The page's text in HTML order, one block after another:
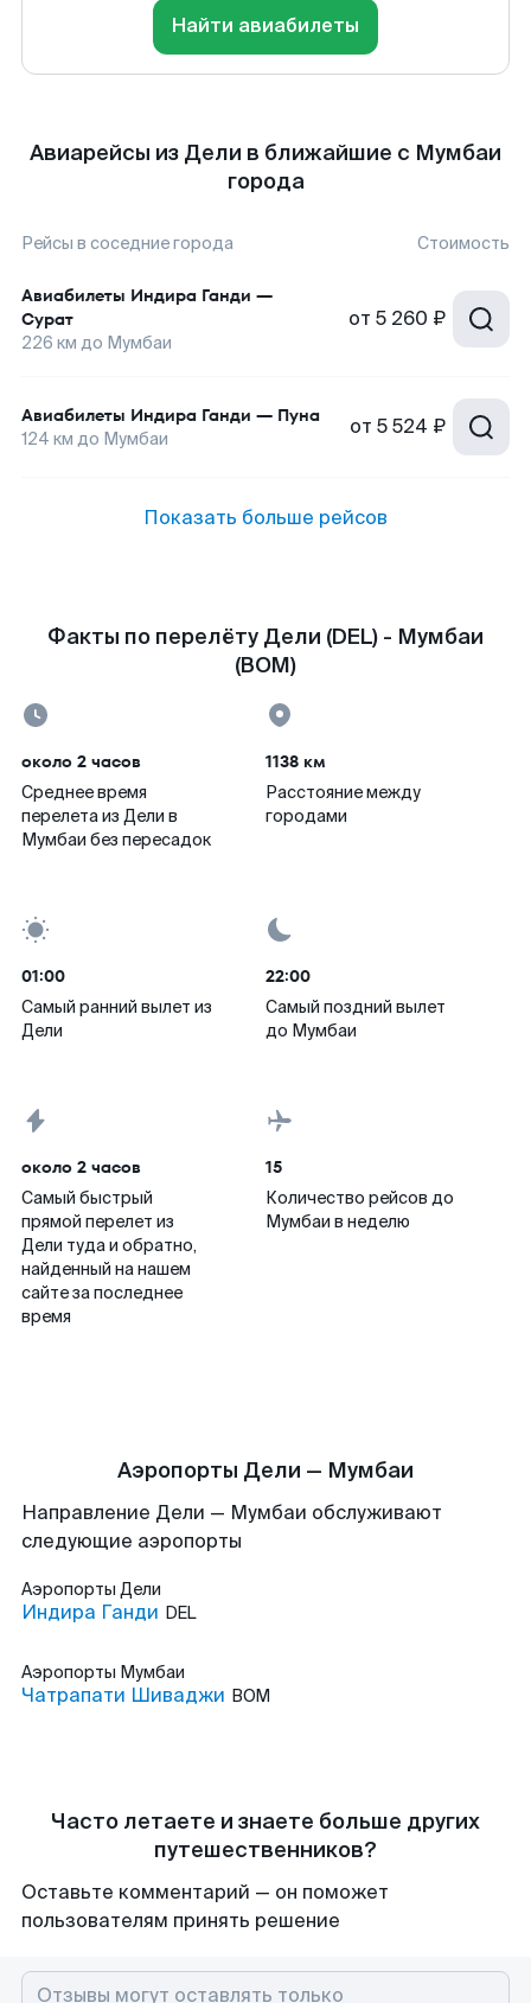
Найти авиабилеты
Авиарейсы из Дели в ближайшие с Мумбаи
города
Рейсы в соседние города Стоимость
Авиабилеты Индира Ганди —
Сурат
226 км до Мумбаи
от 5 260 ₽
Авиабилеты Индира Ганди — Пуна
124 км до Мумбаи от 5 524 ₽
Показать больше рейсов
Факты по перелёту Дели (DEL) - Мумбаи
(BOM)
около 2 часов
Среднее время
перелета из Дели в
Мумбаи без пересадок
1138 км
Расстояние между
городами
01:00
Самый ранний вылет из
Дели
22:00
Самый поздний вылет
до Мумбаи
около 2 часов
Самый быстрый
прямой перелет из
Дели туда и обратно,
найденный на нашем
сайте за последнее
время
15
Количество рейсов до
Мумбаи в неделю
Аэропорты Дели — Мумбаи
Направление Дели — Мумбаи обслуживают
следующие аэропорты
Аэропорты Дели
Индира Ганди DEL
Аэропорты Мумбаи
Чатрапати Шиваджи BOM
Часто летаете и знаете больше других
путешественников?
Оставьте комментарий — он поможет
пользователям принять решение